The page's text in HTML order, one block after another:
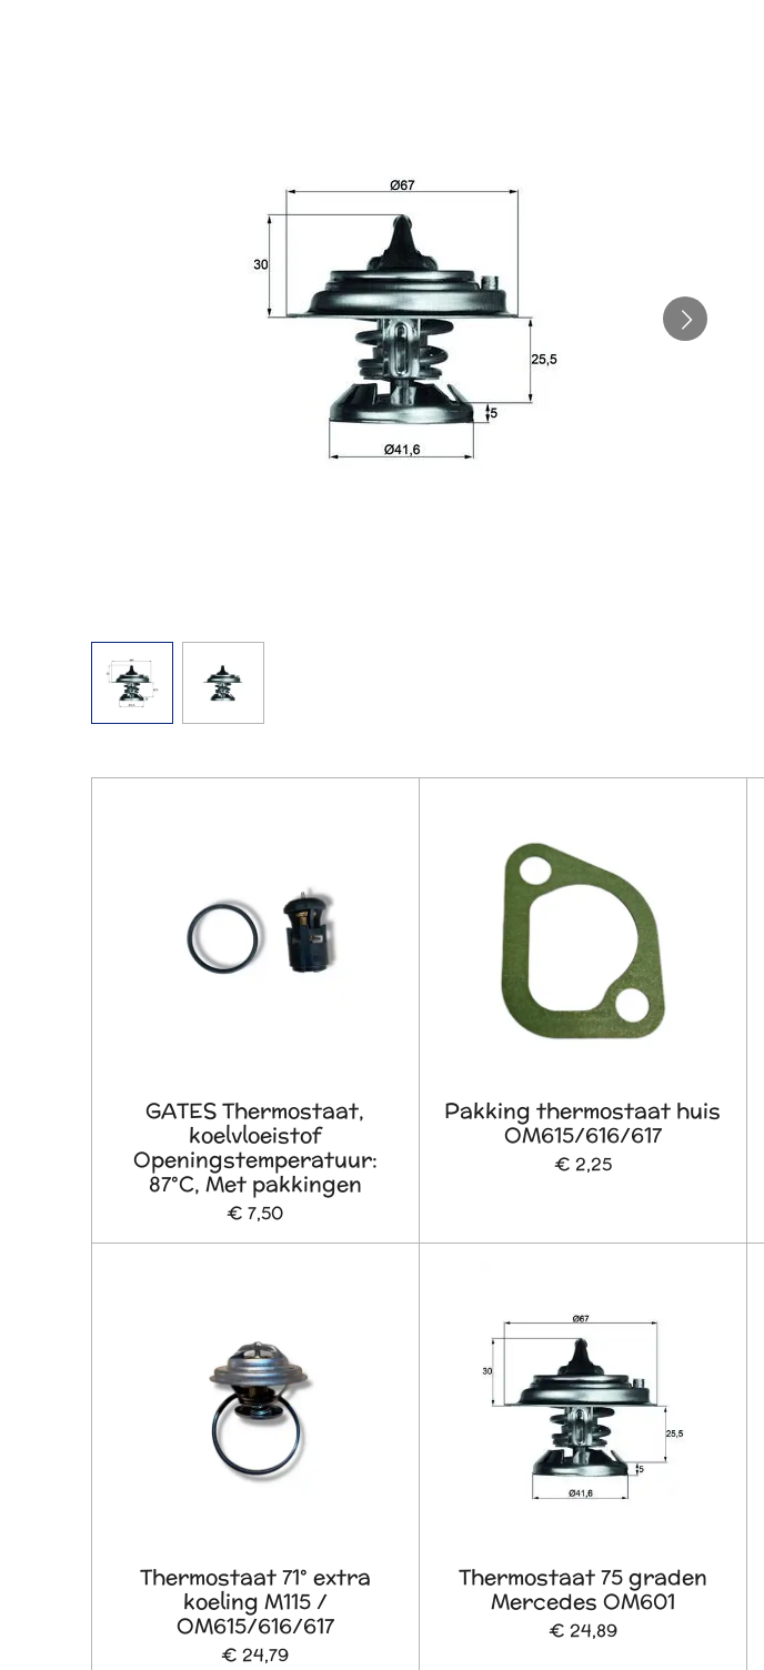
GATES Thermostaat,
koelvloeistof
Openingstemperatuur:
87°C, Met pakkingen
€ 7,50
Pakking thermostaat huis
OM615/616/617
€ 2,25
Thermostaat 71° extra
koeling M115 /
OM615/616/617
€ 24,79
Thermostaat 75 graden
Mercedes OM601
€ 24,89